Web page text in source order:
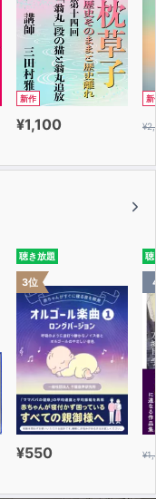
新作
¥1,100
新
聴き放題
3位
¥550
聴